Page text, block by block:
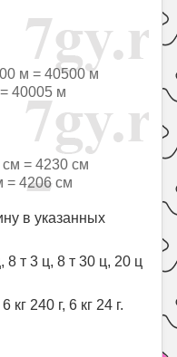
м = 40500 м
40005 м
= 4230 см
= 4206 см
в указанных
8 т 3 ц, 8 т 30 ц, 20 ц
кг 240 г, 6 кг 24 г.